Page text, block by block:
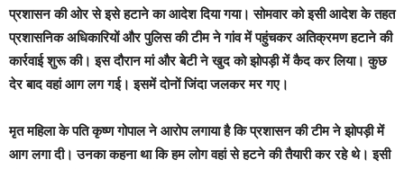
प्रशासन की ओर से इसे हटाने का आदेश दिया गया। सोमवार को इसी आदेश के तहत
प्रशासनिक अधिकारियों और पुलिस की टीम ने गांव में पहुंचकर अतिक्रमण हटाने की
कार्रवाई शुरू की। इस दौरान मां और बेटी ने खुद को झोपड़ी में कैद कर लिया। कुछ
देर बाद वहां आग लग गई। इसमें दोनों जिंदा जलकर मर गए।
मृत महिला के पति कृष्ण गोपाल ने आरोप लगाया है किप्रशासन की टीम ने झोपड़ी में
आग लगा दी। उनका कहना था कि हम लोग वहां से हटने की तैयारी कर रहे थे। इसी